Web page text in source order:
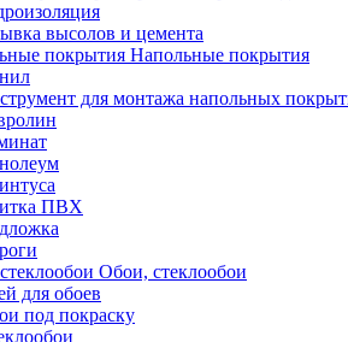
высолов и цемента
Напольные покрытия
для монтажа напольных
ПВХ
Обои, стеклообои
для обоев
под покраску